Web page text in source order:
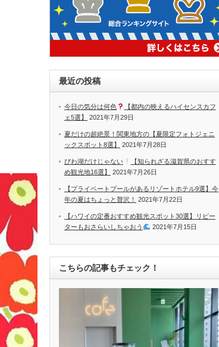
最近の投稿
今日の気分は何色
【都内の映えるハイセンスカフ
ェ5選】
2021年7月29日
夏だけの超絶景！関東地方の【夏限定フォトジェニ
ックスポット8選】
2021年7月28日
びわ湖だけじゃない
【知られざる滋賀県のおすす
め観光地16選】
2021年7月26日
【プライベートプールがあるリゾートホテル9選】今
年の夏はちょっと贅沢！
2021年7月22日
【ハワイの定番おすすめ観光スポット30選】リピー
ターもおさらいしちゃおう
2021年7月15日
こちらの記事もチェック！